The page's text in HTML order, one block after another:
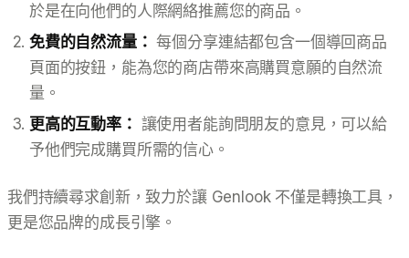
於是在向他們的人際網絡推薦您的商品。
免費的自然流量： 每個分享連結都包含一個導回商品
頁面的按鈕，能為您的商店帶來高購買意願的自然流
量。
更高的互動率： 讓使用者能詢問朋友的意見，可以給
予他們完成購買所需的信心。
我們持續尋求創新，致力於讓 Genlook 不僅是轉換工具，
更是您品牌的成長引擎。